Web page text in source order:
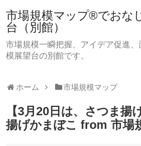
市場規模マップ®でおな
台（別館）
市場規模一瞬把握、アイデア促進
模展望台の別館です。
ホーム 市場規模マップ
【3月20日は、さつま揚
揚げかまぼこ from 市場